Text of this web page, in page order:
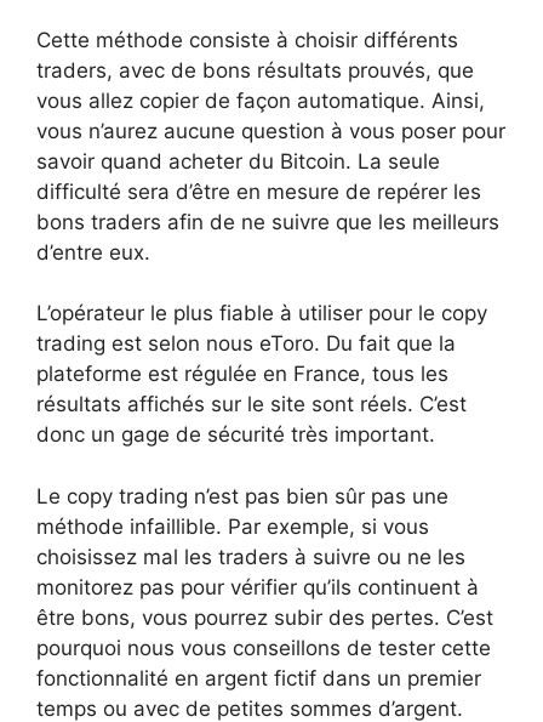
Cette méthode consiste à choisir différents
traders, avec de bons résultats prouvés, que
vous allez copier de façon automatique. Ainsi,
vous n’aurez aucune question à vous poser pour
savoir quand acheter du Bitcoin. La seule
difficulté sera d’être en mesure de repérer les
bons traders afin de ne suivre que les meilleurs
d’entre eux.
L’opérateur le plus fiable à utiliser pour le copy
trading est selon nous eToro. Du fait que la
plateforme est régulée en France, tous les
résultats affichés sur le site sont réels. C’est
donc un gage de sécurité très important.
Le copy trading n’est pas bien sûr pas une
méthode infaillible. Par exemple, si vous
choisissez mal les traders à suivre ou ne les
monitorez pas pour vérifier qu’ils continuent à
être bons, vous pourrez subir des pertes. C’est
pourquoi nous vous conseillons de tester cette
fonctionnalité en argent fictif dans un premier
temps ou avec de petites sommes d’argent.